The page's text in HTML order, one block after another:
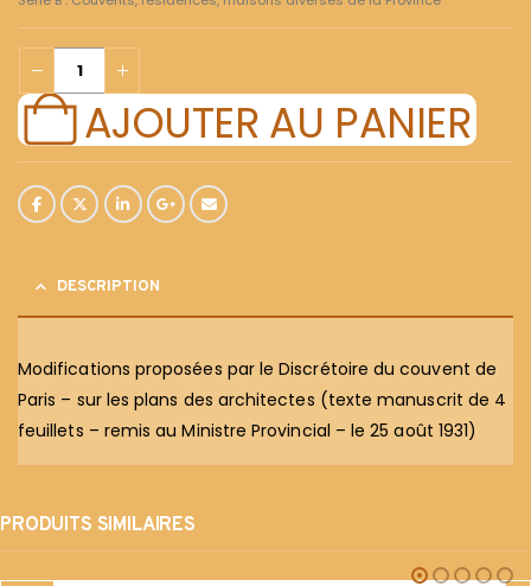
AJOUTER AU PANIER
DESCRIPTION
Modifications proposées par le Discrétoire du couvent de
Paris – sur les plans des architectes (texte manuscrit de 4
feuillets – remis au Ministre Provincial – le 25 août 1931)
PRODUITS SIMILAIRES